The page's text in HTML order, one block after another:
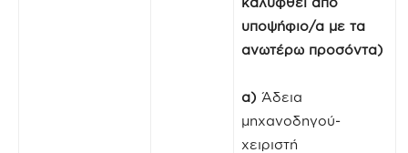
υποψήφιο/α με τα
ανωτέρω προσόντα)
α) Άδεια
μηχανοδηγού-
χειριστή